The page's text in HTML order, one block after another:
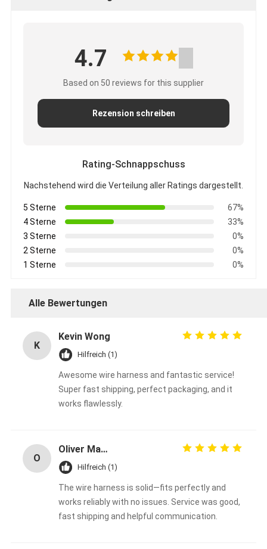
4.7
Based on 50 reviews for this supplier
Rezension schreiben
Rating-Schnappschuss
Nachstehend wird die Verteilung aller Ratings dargestellt.
5 Sterne
67%
4 Sterne
33%
3 Sterne
0%
2 Sterne
0%
1 Sterne
0%
Alle Bewertungen
K
Kevin Wong
Hilfreich (1)
Awesome wire harness and fantastic service!
Super fast shipping, perfect packaging, and it
works flawlessly.
O
Oliver Martinez
Hilfreich (1)
The wire harness is solid—fits perfectly and
works reliably with no issues. Service was good,
fast shipping and helpful communication.